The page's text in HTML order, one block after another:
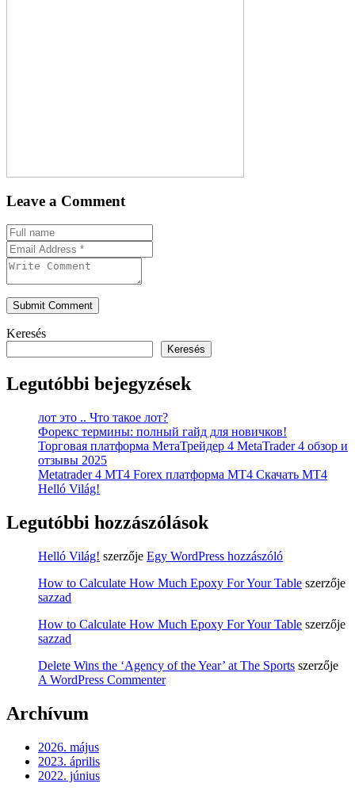
Leave a Comment
Submit Comment
Keresés
Keresés
Legutóbbi bejegyzések
лот это .. Что такое лот?
Форекс термины: полный гайд для новичков!
Торговая платформа МетаТрейдер 4 MetaTrader 4 обзор и
отзывы 2025
Metatrader 4 MT4 Forex платформа MT4 Скачать MT4
Helló Világ!
Legutóbbi hozzászólások
Helló Világ! szerzője Egy WordPress hozzászóló
How to Calculate How Much Epoxy For Your Table szerzője
sazzad
How to Calculate How Much Epoxy For Your Table szerzője
sazzad
Delete Wins the ‘Agency of the Year’ at The Sports szerzője
A WordPress Commenter
Archívum
2026. május
2023. április
2022. június